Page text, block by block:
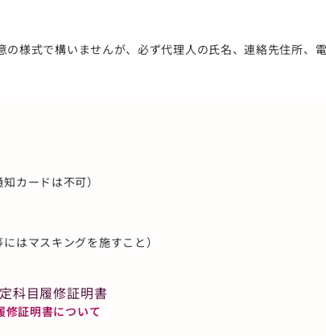
様式で構いませんが、必ず代理人の氏名、連絡先住所、
カードは不可）
はマスキングを施すこと）
科目履修証明書
修証明書について